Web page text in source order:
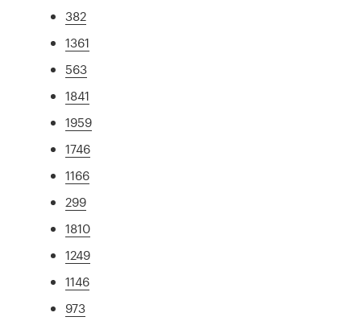
382
1361
563
1841
1959
1746
1166
299
1810
1249
1146
973